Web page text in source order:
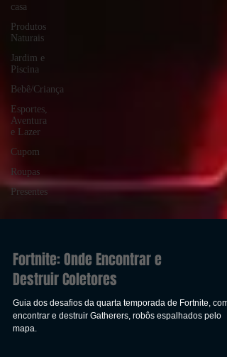
casa
Produtos
Naturais
Jardim e
Piscina
Bebê/Criança
Esportes,
Aventura
e Lazer
Cupom
Roupas
Presentes
Fortnite: Onde Encontrar e
Destruir Coletores
Guia dos desafios da quarta temporada de Fortnite,